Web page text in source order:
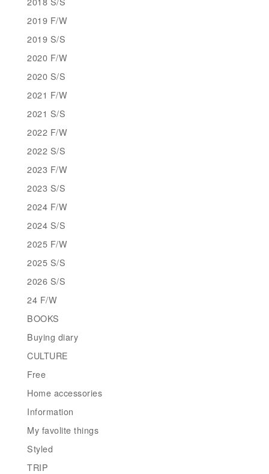
2019 F/W
2019 S/S
2020 F/W
2020 S/S
2021 F/W
2021 S/S
2022 F/W
2022 S/S
2023 F/W
2023 S/S
2024 F/W
2024 S/S
2025 F/W
2025 S/S
2026 S/S
24 F/W
BOOKS
Buying diary
CULTURE
Free
Home accessories
Information
My favolite things
Styled
TRIP